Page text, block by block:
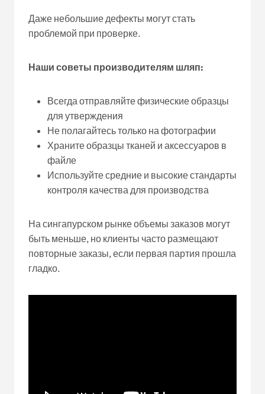
Даже небольшие дефекты могут стать
проблемой при проверке.
Наши советы производителям шляп:
Всегда отправляйте физические образцы
для утверждения
Не полагайтесь только на фотографии
Храните образцы тканей и аксессуаров в
файле
Используйте средние и высокие стандарты
контроля качества для производства
На сингапурском рынке объемы заказов могут
быть меньше, но клиенты часто размещают
повторные заказы, если первая партия прошла
гладко.